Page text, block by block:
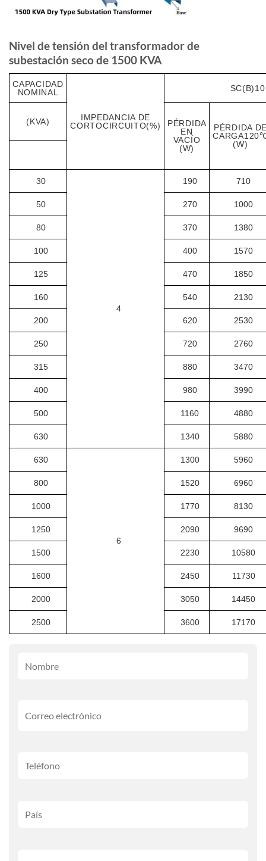
Nivel de tensión del transformador de
subestación seco de 1500 KVA
CAPACIDAD
NOMINAL
IMPEDANCIA DE
CORTOCIRCUITO(%)
SC(B)10
(KVA)
PÉRDIDA
EN
VACÍO
(W)
PÉRDIDA
(W)
30
4
190 710
50 270 1000
80 370 1380
100 400 1570
125 470 1850
160 540 2130
200 620 2530
250 720 2760
315 880 3470
400 980 3990
500 1160 4880
630 1340 5880
630
6
1300 5960
800 1520 6960
1000 1770 8130
1250 2090 9690
1500 2230 10580
1600 2450 11730
2000 3050 14450
2500 3600 17170